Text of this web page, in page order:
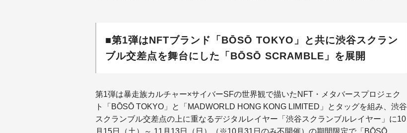
■第1弾はNFTブランド「BŌSŌ TOKYO」と共に渋谷スクラン
ブル交差点を舞台にした「BŌSŌ SCRAMBLE」を展開
第1弾は暴走族カルチャー×サイバーSFの世界観で描いたNFT・メタバースプロジェク
ト「BŌSŌ TOKYO」と「MADWORLD HONG KONG LIMITED」とタッグを組み、渋谷
スクランブル交差点の上に重なるデジタルレイヤー「渋谷スクランブルレイヤー」に10